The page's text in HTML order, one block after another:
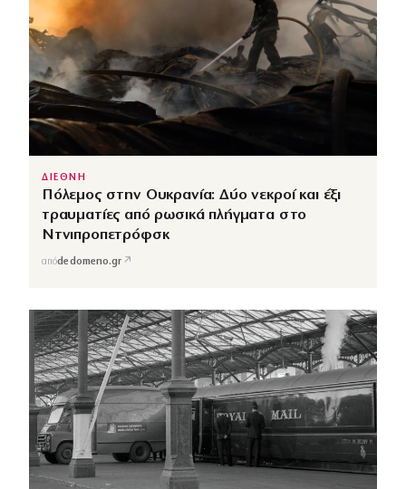
ΔΙΕΘΝΗ
Πόλεμος στην Ουκρανία: Δύο νεκροί και έξι
τραυματίες από ρωσικά πλήγματα στο
Ντνιπροπετρόφσκ
απόdedomeno.gr ↗